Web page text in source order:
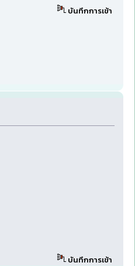
บันทึกการเข้า
บันทึกการเข้า